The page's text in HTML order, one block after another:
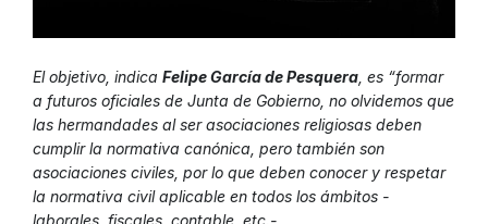
El objetivo, indica Felipe García de Pesquera , es “formar
a futuros oficiales de Junta de Gobierno, no olvidemos que
las hermandades al ser asociaciones religiosas deben
cumplir la normativa canónica, pero también son
asociaciones civiles, por lo que deben conocer y respetar
la normativa civil aplicable en todos los ámbitos -